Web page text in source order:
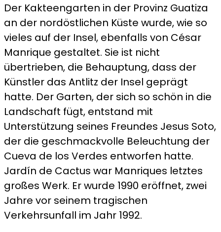
Der Kakteengarten in der Provinz Guatiza
an der nordöstlichen Küste wurde, wie so
vieles auf der Insel, ebenfalls von César
Manrique gestaltet. Sie ist nicht
übertrieben, die Behauptung, dass der
Künstler das Antlitz der Insel geprägt
hatte. Der Garten, der sich so schön in die
Landschaft fügt, entstand mit
Unterstützung seines Freundes Jesus Soto,
der die geschmackvolle Beleuchtung der
Cueva de los Verdes entworfen hatte.
Jardín de Cactus war Manriques letztes
großes Werk. Er wurde 1990 eröffnet, zwei
Jahre vor seinem tragischen
Verkehrsunfall im Jahr 1992.